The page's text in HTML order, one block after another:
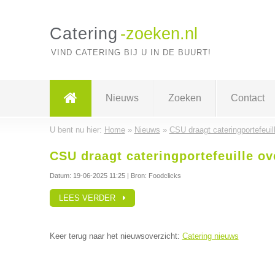
Catering -zoeken.nl
VIND CATERING BIJ U IN DE BUURT!
Nieuws Zoeken Contact
U bent nu hier: Home» Nieuws » CSU draagt
CSU draagt cateringportefeuille
Datum: 19-06-2025 11:25| Bron: Foodclicks
LEES VERDER
Keer terug naar het nieuwsoverzicht: Catering nieuws